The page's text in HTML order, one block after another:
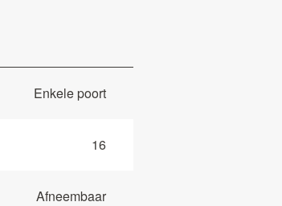
Enkele poort
16
Afneembaar